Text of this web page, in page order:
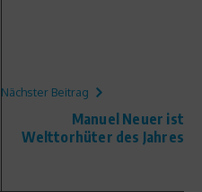
Nächster Beitrag
Manuel Neuer ist
Welttorhüter des Jahres